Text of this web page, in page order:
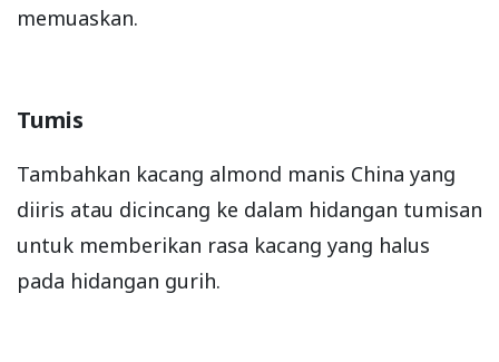
memuaskan.
Tumis
Tambahkan kacang almond manis China yang
diiris atau dicincang ke dalam hidangan tumisan
untuk memberikan rasa kacang yang halus
pada hidangan gurih.